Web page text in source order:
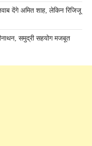
देंगे अमित शाह, लेकिन रिजिजू
समुद्री सहयोग मजबूत